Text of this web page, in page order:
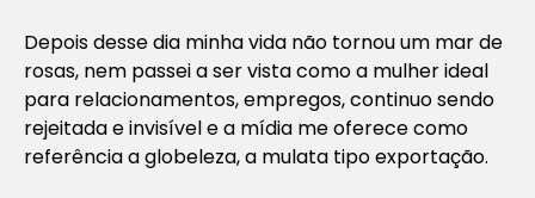
Depois desse dia minha vida não tornou um mar de
rosas, nem passei a ser vista como a mulher ideal
para relacionamentos, empregos, continuo sendo
rejeitada e invisível e a mídia me oferece como
referência a globeleza, a mulata tipo exportação.